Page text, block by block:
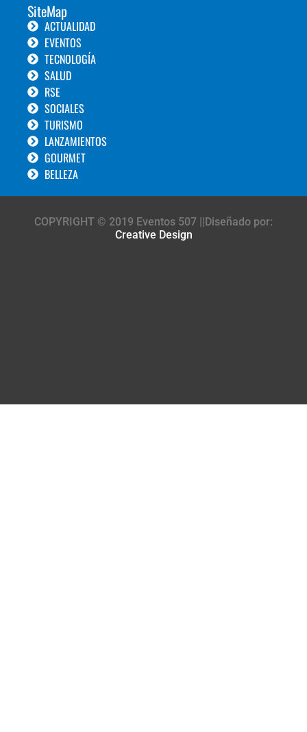
SiteMap
ACTUALIDAD
EVENTOS
TECNOLOGÍA
SALUD
RSE
SOCIALES
TURISMO
LANZAMIENTOS
GOURMET
BELLEZA
COPYRIGHT © 2019 Eventos 507 ||Diseñado por:
Creative Design